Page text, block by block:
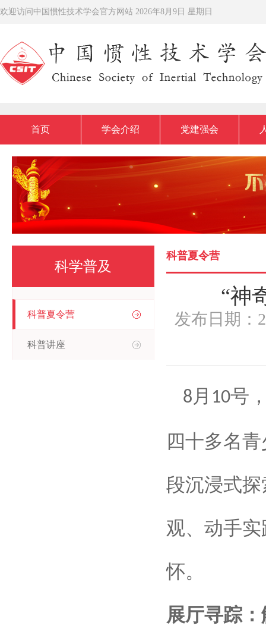
欢迎访问中国惯性技术学会官方网站 2026年8月9日 星期日
首页 学会介绍 党建强会
科学普及
科普夏令营
科普讲座
科普夏令营
“神
发布日期
8 月 10号
四十多名
段沉浸式
观、动手
怀。
展厅寻踪